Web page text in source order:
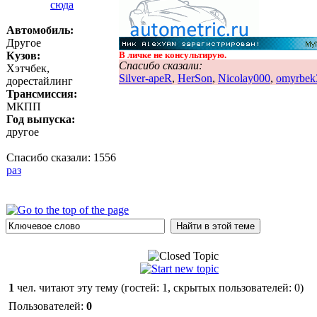
Автомобиль:
Другое
Кузов:
Хэтчбек,
дорестайлинг
Трансмиссия:
МКПП
Год выпуска:
другое
Спасибо сказали: 1556
раз
В личке не консультирую.
Спасибо сказали:
Silver-apeR, HerSon, Nicolay000,
1 чел. читают эту тему (гостей: 1, скрытых пользователей: 0)
Пользователей: 0